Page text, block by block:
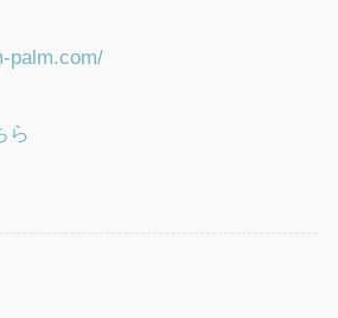
palm.com/
ら